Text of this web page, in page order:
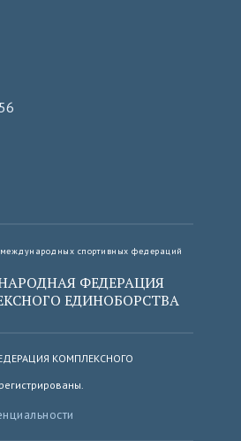
ФЕДЕРАЦИЯ
ЕДИНОБОРСТВА
спортивных федераций
КОМПЛЕКСНОГО